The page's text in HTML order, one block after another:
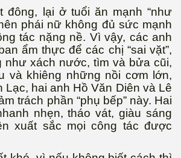
đông, lại ở tuổi ăn mạnh “như
phái nữ không đủ sức mạnh
tác nặng nề. Vì vậy, các anh
ẩm thực để các chị “sai vặt”,
như xách nước, tìm và bửa cũi,
và khiêng những nồi cơm lớn,
Lạc, hai anh Hồ Văn Diên và Lê
trách phần “phụ bếp” này. Hai
nhẹn, tháo vát, giàu sáng
xuất sắc mọi công tác được